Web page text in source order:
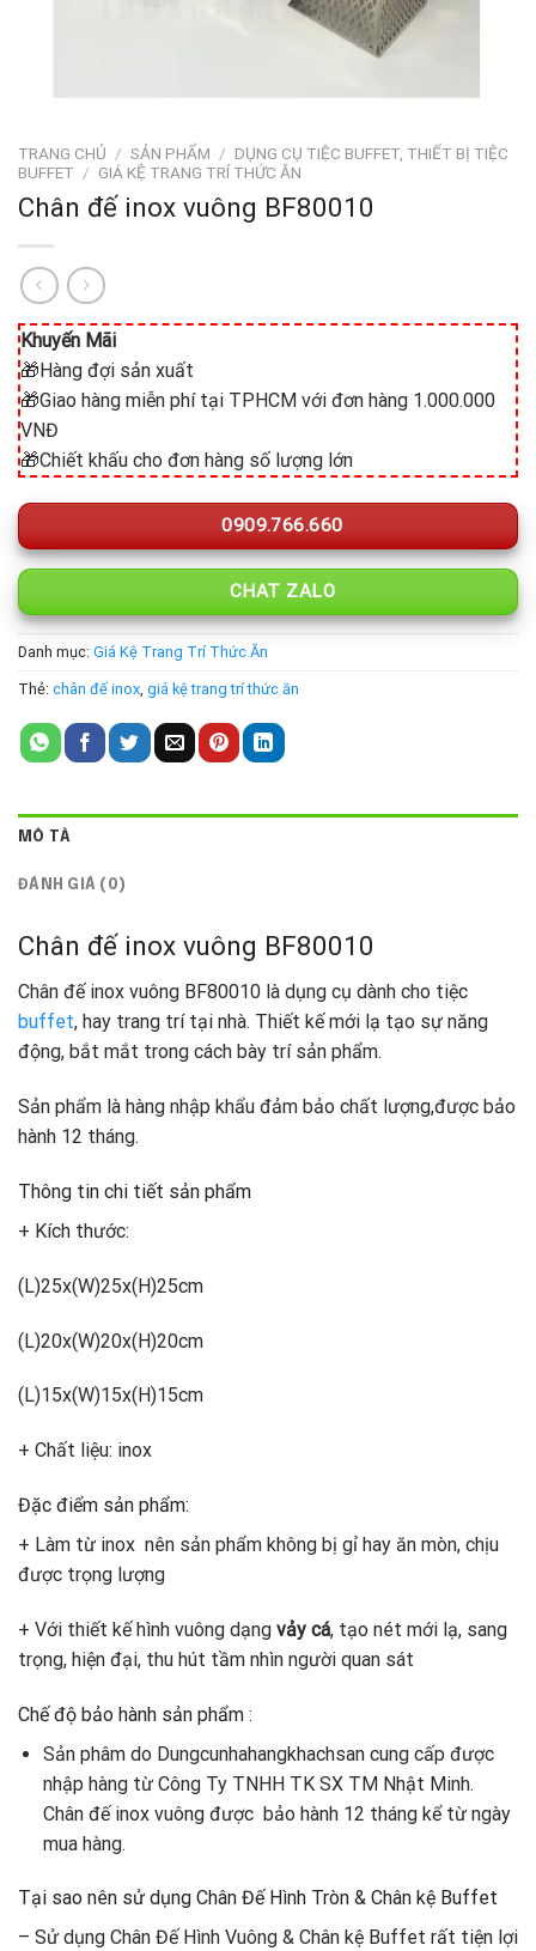
TRANG CHỦ / SẢN PHẨM / DỤNG CỤ TIỆC BUFFET, THIẾT BỊ TIỆC
BUFFET / GIÁ KỆ TRANG TRÍ THỨC ĂN
Chân đế inox vuông BF80010
Khuyến Mãi
🎁Hàng đợi sản xuất
🎁Giao hàng miễn phí tại TPHCM với đơn hàng 1.000.000
VNĐ
🎁Chiết khấu cho đơn hàng số lượng lớn
0909.766.660
CHAT ZALO
Danh mục: Giá Kệ Trang Trí Thức Ăn
Thẻ: chân đế inox, giá kệ trang trí thức ăn
MÔ TẢ
ĐÁNH GIÁ (0)
Chân đế inox vuông BF80010
Chân đế inox vuông BF80010 là dụng cụ dành cho tiệc
buffet, hay trang trí tại nhà. Thiết kế mới lạ tạo sự năng
động, bắt mắt trong cách bày trí sản phẩm.
Sản phẩm là hàng nhập khẩu đảm bảo chất lượng,được bảo
hành 12 tháng.
Thông tin chi tiết sản phẩm
+ Kích thước:
(L)25x(W)25x(H)25cm
(L)20x(W)20x(H)20cm
(L)15x(W)15x(H)15cm
+ Chất liệu: inox
Đặc điểm sản phẩm:
+ Làm từ inox nên sản phẩm không bị gỉ hay ăn mòn, chịu
được trọng lượng
+ Với thiết kế hình vuông dạng vảy cá, tạo nét mới lạ, sang
trọng, hiện đại, thu hút tầm nhìn người quan sát
Chế độ bảo hành sản phẩm :
Sản phâm do Dungcunhahangkhachsan cung cấp được
nhập hàng từ Công Ty TNHH TK SX TM Nhật Minh.
Chân đế inox vuông được bảo hành 12 tháng kể từ ngày
mua hàng.
Tại sao nên sử dụng Chân Đế Hình Tròn & Chân kệ Buffet
– Sử dụng Chân Đế Hình Vuông & Chân kệ Buffet rất tiện lợi